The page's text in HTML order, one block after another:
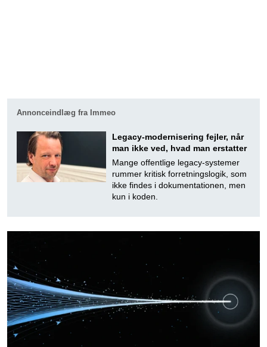
Annonceindlæg fra Immeo
Legacy-modernisering fejler, når
man ikke ved, hvad man erstatter
Mange offentlige legacy-systemer
rummer kritisk forretningslogik, som
ikke findes i dokumentationen, men
kun i koden.